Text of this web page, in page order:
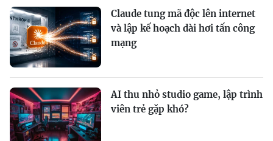
Claude tung mã độc lên internet
và lập kế hoạch dài hơi tấn công
mạng
AI thu nhỏ studio game, lập trình
viên trẻ gặp khó?